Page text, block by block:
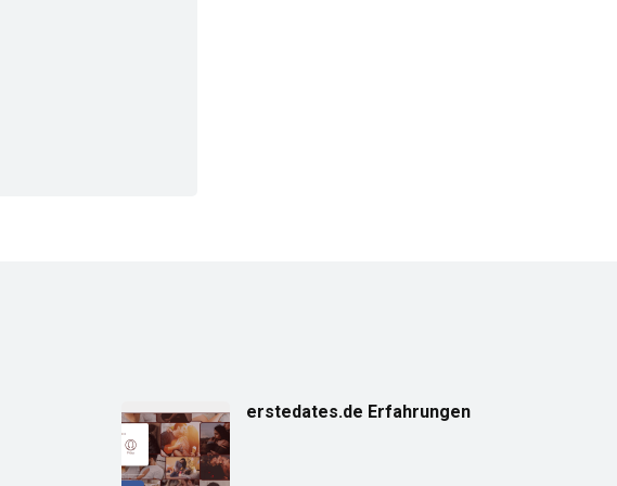
erstedates.de Erfahrungen